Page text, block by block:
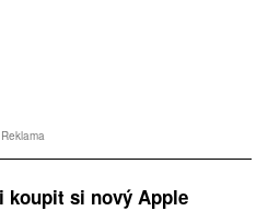
Reklama
koupit si nový Apple